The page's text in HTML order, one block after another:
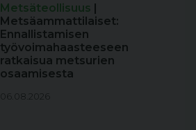
Metsäteollisuus |
Metsäammattilaiset:
Ennallistamisen
työvoimahaasteeseen
ratkaisua metsurien
osaamisesta
06.08.2026